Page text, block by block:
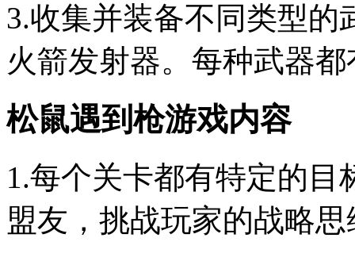
3.收集并装备不同类型
火箭发射器。每种武器
松鼠遇到枪游戏内容
1.每个关卡都有特定的
盟友，挑战玩家的战略思